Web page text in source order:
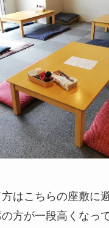
はこちらの座敷に
方が一段高くなっ